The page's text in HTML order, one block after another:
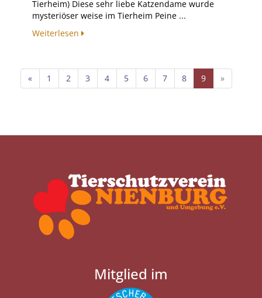
Tierheim) Diese sehr liebe Katzendame wurde
mysteriöser weise im Tierheim Peine ...
Weiterlesen
« 1 2 3 4 5 6 7 8 9 »
Mitglied im